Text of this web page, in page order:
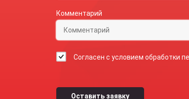
Комментарий
Согласен с условием обработки